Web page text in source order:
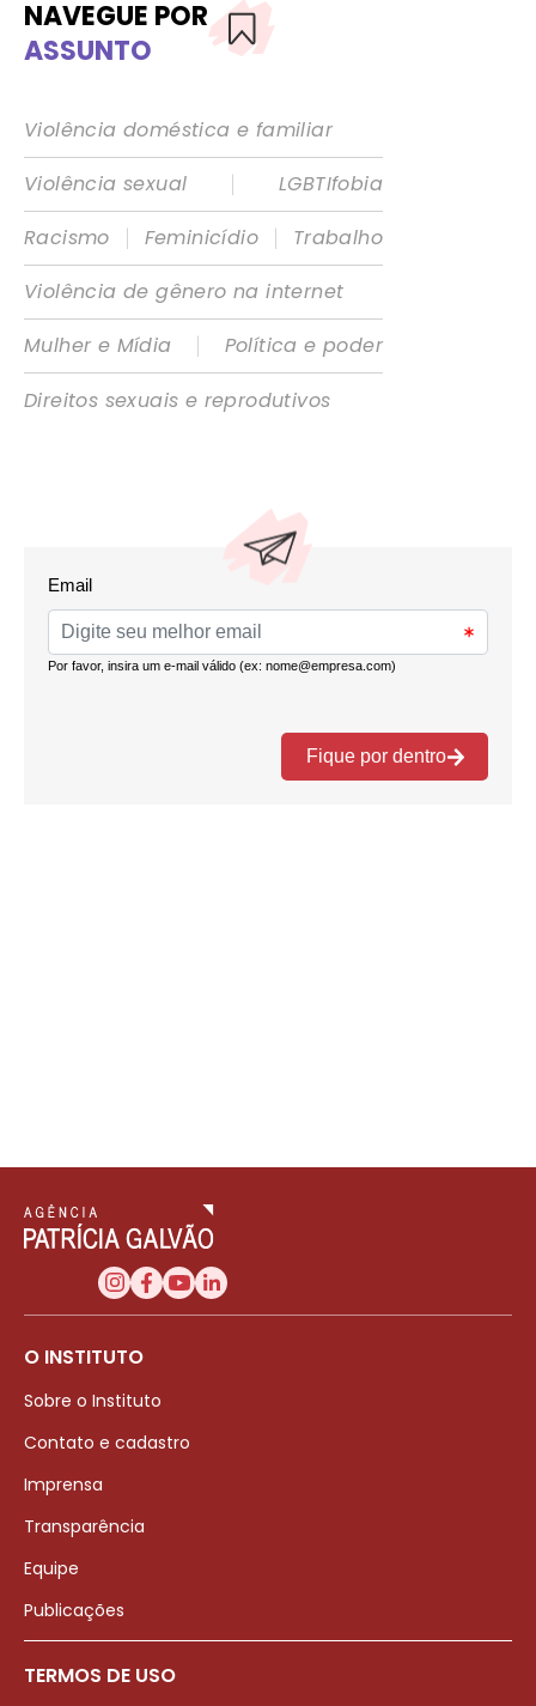
NAVEGUE POR
ASSUNTO
Violência doméstica e familiar
Violência sexual
|
LGBTIfobia
Racismo
| Feminicídio |
Trabalho
Violência de gênero na internet
Mulher e Mídia
|
Política e poder
Direitos sexuais e reprodutivos
O INSTITUTO
Sobre o Instituto
Contato e cadastro
Imprensa
Transparência
Equipe
Publicações
TERMOS DE USO